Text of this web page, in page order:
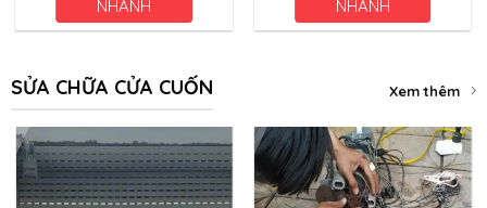
NHANH NHANH
SỬA CHỮA CỬA CUỐN Xem thêm